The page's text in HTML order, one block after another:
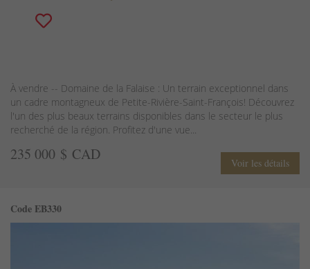
À vendre -- Domaine de la Falaise : Un terrain exceptionnel dans
un cadre montagneux de Petite-Rivière-Saint-François! Découvrez
l'un des plus beaux terrains disponibles dans le secteur le plus
recherché de la région. Profitez d'une vue...
235 000 $ CAD Voir les détails
Code EB330